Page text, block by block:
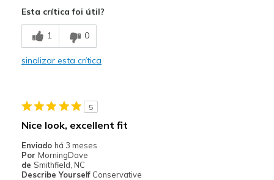
Melhores utilizações
Casual Wear
Going Out
Esta crítica foi útil?
1 0
sinalizar esta crítica
5
Nice look, excellent fit
Enviado há 3 meses
Por MorningDave
de Smithfield, NC
Describe Yourself Conservative